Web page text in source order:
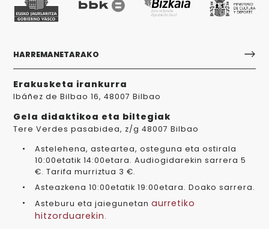
HARREMANETARAKO
Erakusketa irankurra
Ibáñez de Bilbao 16, 48007 Bilbao
Gela didaktikoa eta biltegiak
Tere Verdes pasabidea, z/g 48007 Bilbao
Astelehena, asteartea, osteguna eta ostirala
10:00etatik 14:00etara. Audiogidarekin sarrera 5
€. Tarifa murriztua 3 €.
Asteazkena 10:00etatik 19:00etara. Doako sarrera.
Asteburu eta jaiegunetan aurretiko
hitzorduarekin.